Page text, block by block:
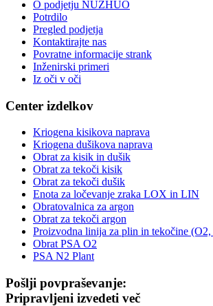
O podjetju NUZHUO
Potrdilo
Pregled podjetja
Kontaktirajte nas
Povratne informacije strank
Inženirski primeri
Iz oči v oči
Center izdelkov
Kriogena kisikova naprava
Kriogena dušikova naprava
Obrat za kisik in dušik
Obrat za tekoči kisik
Obrat za tekoči dušik
Enota za ločevanje zraka LOX in LIN
Obratovalnica za argon
Obrat za tekoči argon
Proizvodna linija za plin in tekočine
Obrat PSA O2
PSA N2 Plant
Pošlji povpraševanje:
Pripravljeni izvedeti več